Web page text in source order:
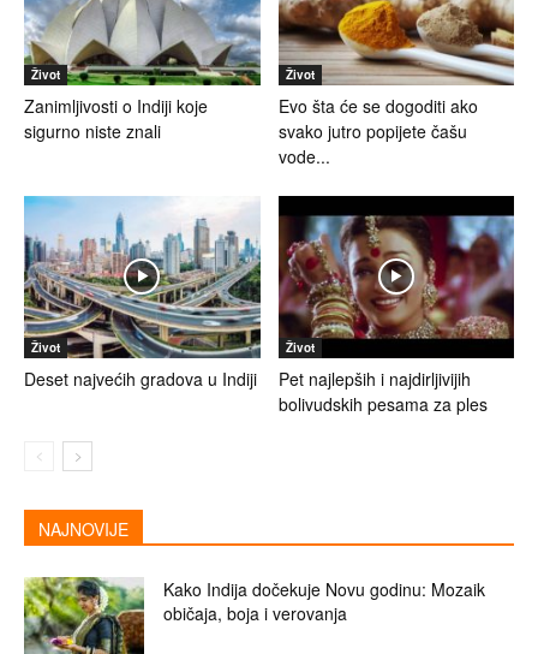
Život
Zanimljivosti o Indiji koje
sigurno niste znali
Život
Evo šta će se dogoditi ako
svako jutro popijete čašu
vode...
Život
Deset najvećih gradova u Indiji
Život
Pet najlepših i najdirljivijih
bolivudskih pesama za ples
NAJNOVIJE
Kako Indija dočekuje Novu godinu: Mozaik
običaja, boja i verovanja